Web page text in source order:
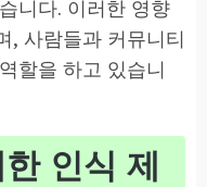
니다. 이러한 영향
, 사람들과 커뮤니티
할을 하고 있습니
인식 제